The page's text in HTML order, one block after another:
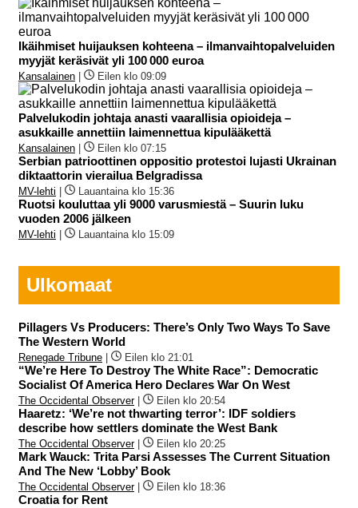
Ikäihmiset huijauksen kohteena – ilmanvaihtopalveluiden
myyjät keräsivät yli 100 000 euroa
Kansalainen | Eilen klo 09:09
Palvelukodin johtaja anasti vaarallisia opioideja –
asukkaille annettiin laimennettua kipulääkettä
Kansalainen | Eilen klo 07:15
Serbian patrioottinen oppositio protestoi lujasti Ukrainan
diktaattorin vierailua Belgradissa
MV-lehti | Lauantaina klo 15:36
Ruotsi kouluttaa yli 9000 varusmiestä – Suurin luku
vuoden 2006 jälkeen
MV-lehti | Lauantaina klo 15:09
Ulkomaat
Pillagers Vs Producers: There’s Only Two Ways To Save
The Western World
Renegade Tribune | Eilen klo 21:01
“We’re Here To Destroy The White Race”: Democratic
Socialist Of America Hero Declares War On West
The Occidental Observer| Eilen klo 20:54
Haaretz: ‘We’re not thwarting terror’: IDF soldiers
describe how settlers dominate the West Bank
The Occidental Observer| Eilen klo 20:25
Mark Wauck: Trita Parsi Assesses The Current Situation
And The New ‘Lobby’ Book
The Occidental Observer| Eilen klo 18:36
Croatia for Rent